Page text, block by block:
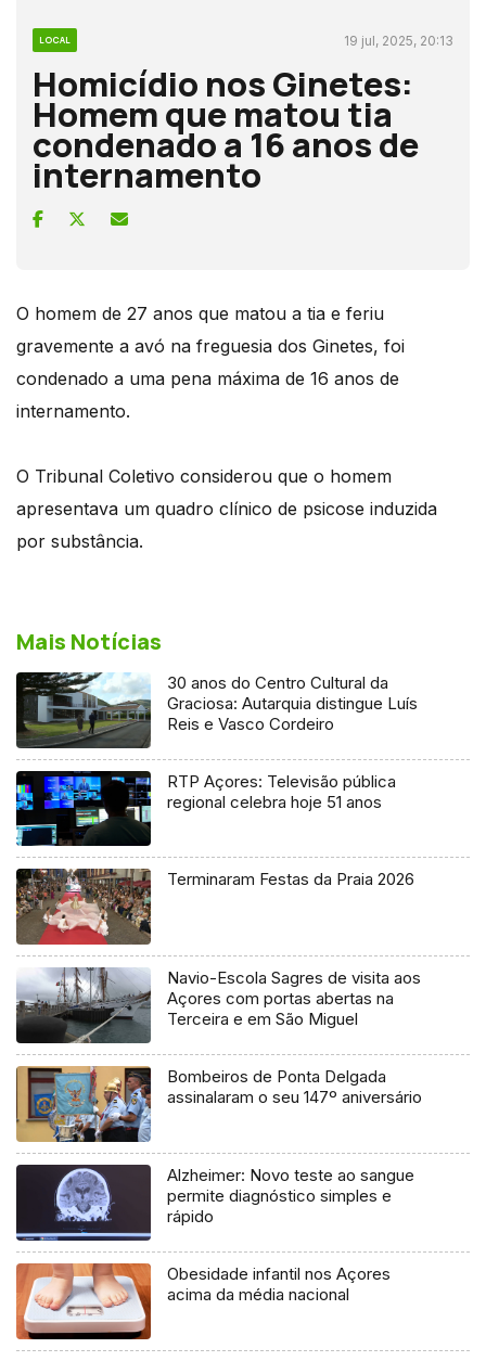
LOCAL 19 jul, 2025, 20:13
Homicídio nos Ginetes:
Homem que matou tia
condenado a 16 anos de
internamento
O homem de 27 anos que matou a tia e feriu
gravemente a avó na freguesia dos Ginetes, foi
condenado a uma pena máxima de 16 anos de
internamento.
O Tribunal Coletivo considerou que o homem
apresentava um quadro clínico de psicose induzida
por substância.
Mais Notícias
30 anos do Centro Cultural da
Graciosa: Autarquia distingue Luís
Reis e Vasco Cordeiro
RTP Açores: Televisão pública
regional celebra hoje 51 anos
Terminaram Festas da Praia 2026
Navio-Escola Sagres de visita aos
Açores com portas abertas na
Terceira e em São Miguel
Bombeiros de Ponta Delgada
assinalaram o seu 147º aniversário
Alzheimer: Novo teste ao sangue
permite diagnóstico simples e
rápido
Obesidade infantil nos Açores
acima da média nacional